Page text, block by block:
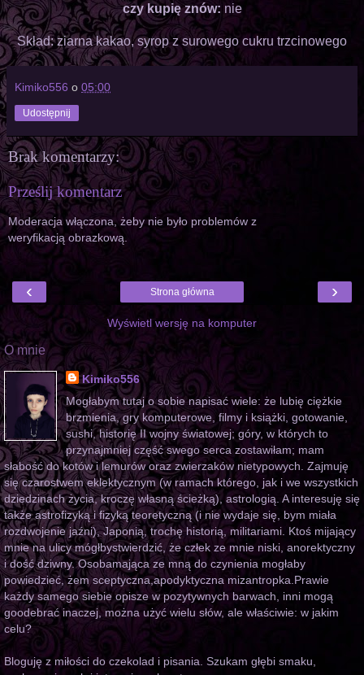
czy kupię znów: nie
Skład: ziarna kakao, syrop z surowego cukru trzcinowego
Kimiko556 o 05:00
Udostępnij
Brak komentarzy:
Prześlij komentarz
Moderacja włączona, żeby nie było problemów z
weryfikacją obrazkową.
‹ ›
Strona główna
Wyświetl wersję na komputer
O mnie
Kimiko556
Mogłabym tutaj o sobie napisać wiele: że lubię ciężkie
brzmienia, gry komputerowe, filmy i książki, gotowanie,
sushi, historię II wojny światowej; góry, w których to
przynajmniej część swego serca zostawiłam; mam
słabość do kotów i lemurów oraz zwierzaków nietypowych. Zajmuję
się czarostwem eklektycznym (w ramach którego, jak i we wszystkich
dziedzinach życia, kroczę własną ścieżką), astrologią. A interesuję się
także astrofizyką i fizyką teoretyczną (i nie wydaje się, bym miała
rozdwojenie jaźni), Japonią, trochę historią, militariami. Ktoś mijający
mnie na ulicy mógłbystwierdzić, że człek ze mnie niski, anorektyczny
i dość dziwny. Osobamająca ze mną do czynienia mogłaby
powiedzieć, żem sceptyczna,apodyktyczna mizantropka.Prawie
każdy samego siebie opisze w pozytywnych barwach, inni mogą
goodebrać inaczej, można użyć wielu słów, ale właściwie: w jakim
celu?
Bloguję z miłości do czekolad i pisania. Szukam głębi smaku,